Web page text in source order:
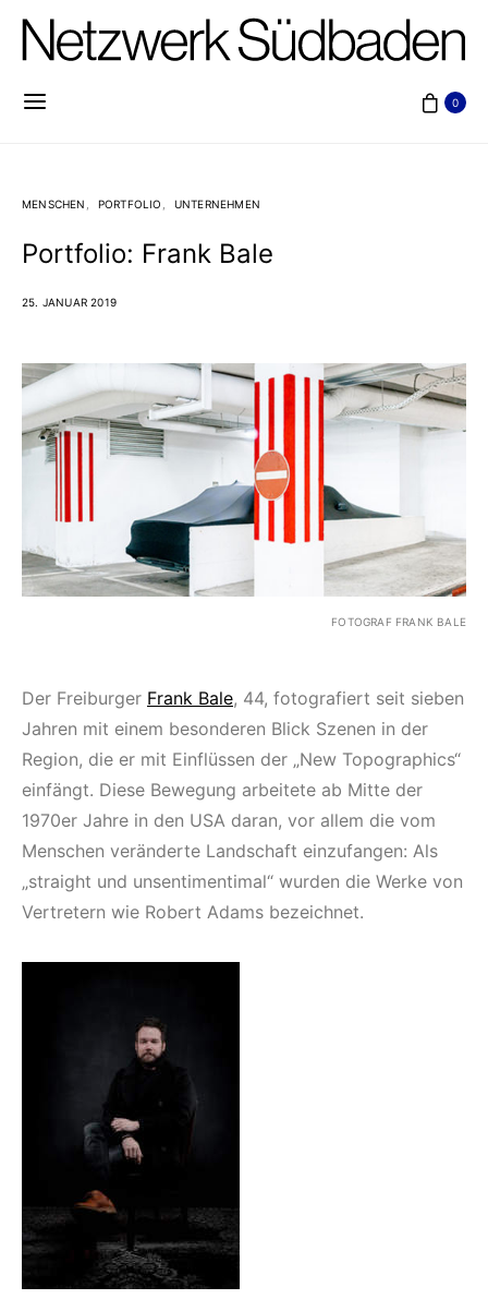
0
MENSCHEN PORTFOLIO UNTERNEHMEN
Portfolio: Frank Bale
25. JANUAR 2019
FOTOGRAF FRANK BALE
Der Freiburger Frank Bale, 44, fotografiert seit sieben
Jahren mit einem besonderen Blick Szenen in der
Region, die er mit Einflüssen der „New Topographics“
einfängt. Diese Bewegung arbeitete ab Mitte der
1970er Jahre in den USA daran, vor allem die vom
Menschen veränderte Landschaft einzufangen: Als
„straight und unsentimentimal“ wurden die Werke von
Vertretern wie Robert Adams bezeichnet.